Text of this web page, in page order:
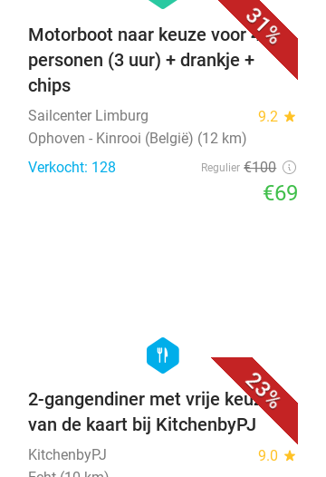
31%
Motorboot naar keuze voor 4
personen (3 uur) + drankje +
chips
Sailcenter Limburg 9.2 star
Ophoven - Kinrooi (België) (12 km)
Verkocht: 128
Regulier €100
€69
23%
hexagon
food
2-gangendiner met vrije keuze
van de kaart bij KitchenbyPJ
KitchenbyPJ 9.0 star